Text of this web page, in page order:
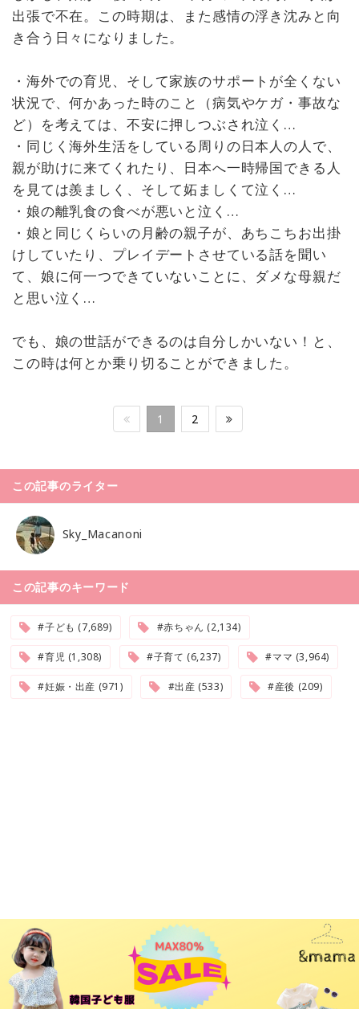
出張で不在。この時期は、また感情の浮き沈みと向
き合う日々になりました。
・海外での育児、そして家族のサポートが全くない
状況で、何かあった時のこと（病気やケガ・事故な
ど）を考えては、不安に押しつぶされ泣く…
・同じく海外生活をしている周りの日本人の人で、
親が助けに来てくれたり、日本へ一時帰国できる人
を見ては羨ましく、そして妬ましくて泣く…
・娘の離乳食の食べが悪いと泣く…
・娘と同じくらいの月齢の親子が、あちこちお出掛
けしていたり、プレイデートさせている話を聞い
て、娘に何一つできていないことに、ダメな母親だ
と思い泣く…
でも、娘の世話ができるのは自分しかいない！と、
この時は何とか乗り切ることができました。
1 2
この記事のライター
Sky_Macanoni
この記事のキーワード
#子ども (7,689) #赤ちゃん (2,134)
#育児 (1,308) #子育て (6,237) #ママ (3,964)
#妊娠・出産 (971) #出産 (533) #産後 (209)